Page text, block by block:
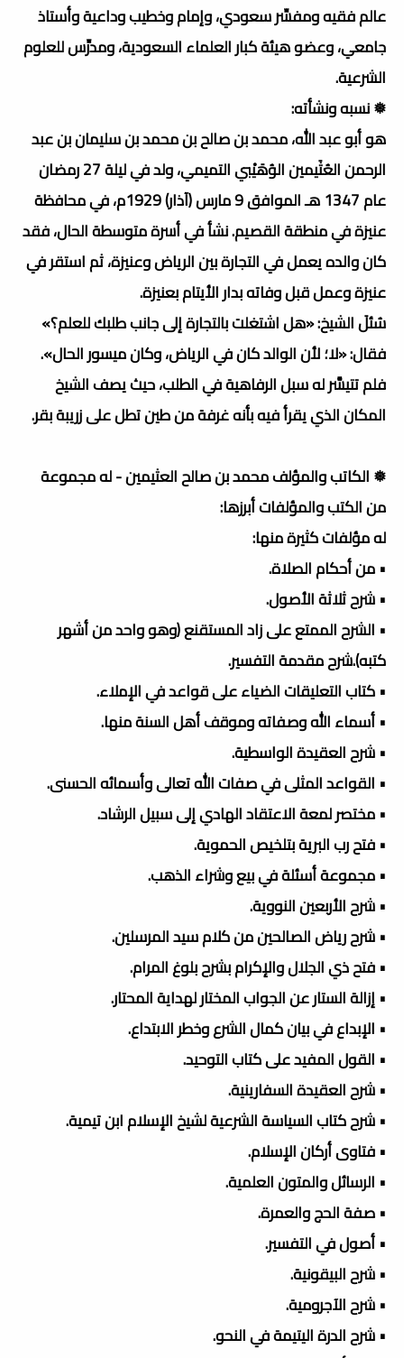
عالم فقيه ومفسِّر سعودي، وإمام وخطيب وداعية وأستاذ
جامعي، وعضو هيئة كبار العلماء السعودية، ومدرِّس للعلوم
الشرعية.
❅ نسبه ونشأته:
هو أبو عبد الله، محمد بن صالح بن محمد بن سليمان بن عبد
الرحمن العُثَيمين الوُهَيْبي التميمي، ولد في ليلة 27 رمضان
عام 1347 هـ الموافق 9 مارس (آذار) 1929م، في محافظة
عنيزة في منطقة القصيم. نشأ في أسرة متوسطة الحال، فقد
كان والده يعمل في التجارة بين الرياض وعنيزة، ثم استقر في
عنيزة وعمل قبل وفاته بدار الأيتام بعنيزة.
سُئلَ الشيخ: «هل اشتغلت بالتجارة إلى جانب طلبك للعلم؟»
فقال: «لا؛ لأن الوالد كان في الرياض، وكان ميسور الحال».
فلم تتيسَّر له سبل الرفاهية في الطلب، حيث يصف الشيخ
المكان الذي يقرأ فيه بأنه غرفة من طين تطل على زريبة بقر.
❅ الكاتب والمؤلف محمد بن صالح العثيمين - له مجموعة
من الكتب والمؤلفات أبرزها:
له مؤلفات كثيرة منها:
• من أحكام الصلاة.
• شرح ثلاثة الأصول.
• الشرح الممتع على زاد المستقنع (وهو واحد من أشهر
كتبه).شرح مقدمة التفسير.
• كتاب التعليقات الضياء على قواعد في الإملاء.
• أسماء الله وصفاته وموقف أهل السنة منها.
• شرح العقيدة الواسطية.
• القواعد المثلى في صفات الله تعالى وأسمائه الحسنى.
• مختصر لمعة الاعتقاد الهادي إلى سبيل الرشاد.
• فتح رب البرية بتلخيص الحموية.
• مجموعة أسئلة في بيع وشراء الذهب.
• شرح الأربعين النووية.
• شرح رياض الصالحين من كلام سيد المرسلين.
• فتح ذي الجلال والإكرام بشرح بلوغ المرام.
• إزالة الستار عن الجواب المختار لهداية المحتار.
• الإبداع في بيان كمال الشرع وخطر الابتداع.
• القول المفيد على كتاب التوحيد.
• شرح العقيدة السفارينية.
• شرح كتاب السياسة الشرعية لشيخ الإسلام ابن تيمية.
• فتاوى أركان الإسلام.
• الرسائل والمتون العلمية.
• صفة الحج والعمرة.
• أصول في التفسير.
• شرح البيقونية.
• شرح الآجرومية.
• شرح الدرة اليتيمة في النحو.